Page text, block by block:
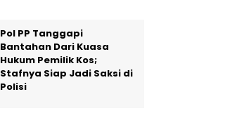
Pol PP Tanggapi
Bantahan Dari Kuasa
Hukum Pemilik Kos;
Stafnya Siap Jadi Saksi di
Polisi